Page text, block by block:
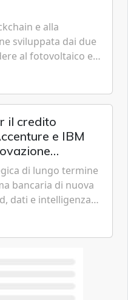
e alla
sviluppata dai due
al fotovoltaico e
diretti in bolletta,
il credito
e IBM
di lungo termine
bancaria di nuova
dati e intelligenza